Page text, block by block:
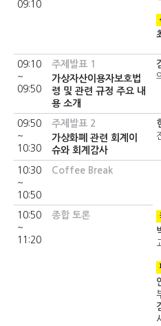
09:10
09:10
~
09:50
주제발표 1
가상자산이용자보호법
령 및 관련 규정 주요 내
용 소개
09:50
~
10:30
주제발표 2
가상화폐 관련 회계이
슈와 회계감사
10:30
~
10:50
Coffee Break
10:50
~
11:20
종합 토론